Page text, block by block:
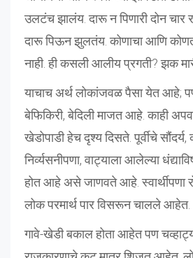
उलटंच झालंय. दारू न पिणारी दोन चार
दारू पिऊन झुलतंय. कोणाचा आणि
नाही. ही कसली आलीय प्रगती? झक
याचाच अर्थ लोकांजवळ पैसा येत आहे; पण
बेफिकिरी, बेदिली माजत आहे. काही
खेडोपाडी हेच दृश्य दिसते. पूर्वीचे सौंदर्य,
निर्व्यसनीपणा, वाट्याला आलेल्या
होत आहे असे जाणवते आहे. स्वार्थीपणा
लोक परमार्थ पार विसरून चालले आहेत.
गावे-खेडी बकाल होता आहेत पण